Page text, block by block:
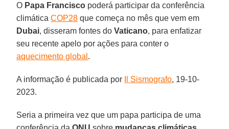
O Papa Francisco poderá participar da conferência
climáticaCOP28 que começa no mês que vem em
Dubai, disseram fontes doVaticano, para enfatizar
seu recente apelo por ações para conter o
aquecimento global .
A informação é publicada por Il Sismografo, 19-10-
2023.
Seria a primeira vez que um papa participa de uma